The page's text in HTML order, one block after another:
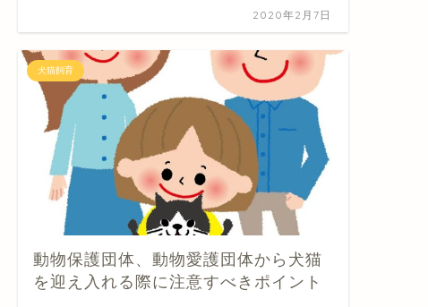
2020年2月7日
犬猫飼育
動物保護団体、動物愛護団体から犬猫
を迎え入れる際に注意すべきポイント